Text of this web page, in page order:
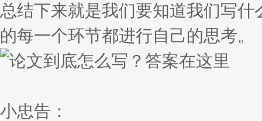
总结下来就是我们要知道我们写
的每一个环节都进行自己的思考。
小忠告：